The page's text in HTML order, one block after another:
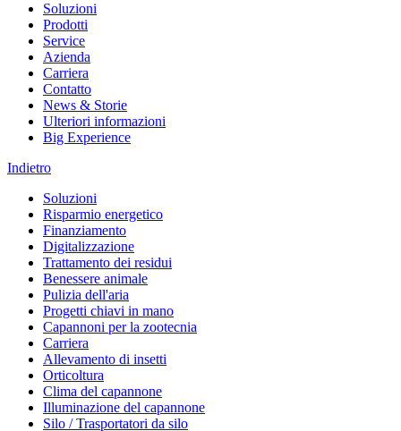
Soluzioni
Prodotti
Service
Azienda
Carriera
Contatto
News & Storie
Ulteriori informazioni
Big Experience
Indietro
Soluzioni
Risparmio energetico
Finanziamento
Digitalizzazione
Trattamento dei residui
Benessere animale
Pulizia dell'aria
Progetti chiavi in mano
Capannoni per la zootecnia
Carriera
Allevamento di insetti
Orticoltura
Clima del capannone
Illuminazione del capannone
Silo / Trasportatori da silo